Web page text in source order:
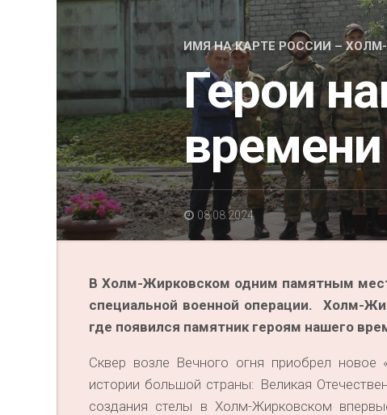
ИМЯ НА КАРТЕ РОССИИ –
Герои
времени
08.08.2024
В Холм-Жирковском одним памятным
специальной военной операции. Холм-
где появился памятник героям нашего
Сквер возле Вечного огня приобрел
истории большой страны: Великая
создания стелы в Холм-Жирковском